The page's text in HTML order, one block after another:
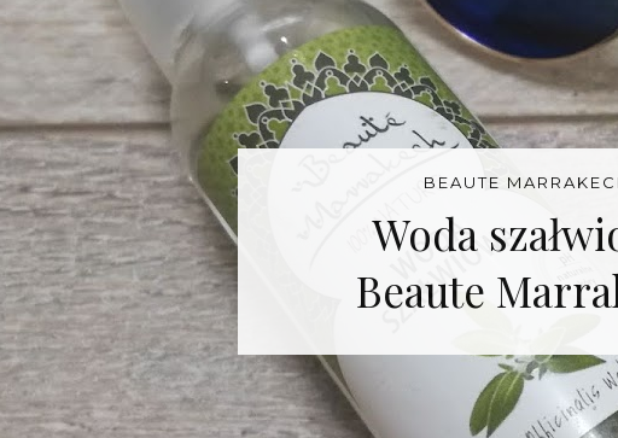
BEAUTE
Woda
Beaute